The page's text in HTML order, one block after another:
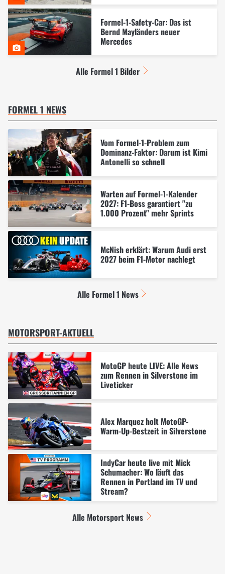
Formel-1-Safety-Car: Das ist
Bernd Mayländers neuer
Mercedes
Alle Formel 1 Bilder
FORMEL 1 NEWS
Vom Formel-1-Problem zum
Dominanz-Faktor: Darum ist Kimi
Antonelli so schnell
Warten auf Formel-1-Kalender
2027: F1-Boss garantiert "zu
1.000 Prozent" mehr Sprints
McNish erklärt: Warum Audi erst
2027 beim F1-Motor nachlegt
Alle Formel 1 News
MOTORSPORT-AKTUELL
MotoGP heute LIVE: Alle News
zum Rennen in Silverstone im
Liveticker
Alex Marquez holt MotoGP-
Warm-Up-Bestzeit in Silverstone
IndyCar heute live mit Mick
Schumacher: Wo läuft das
Rennen in Portland im TV und
Stream?
Alle Motorsport News